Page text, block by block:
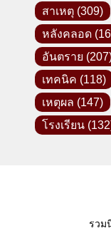
สาเหตุ (309)
หลังคลอด
อันตราย
เทคนิค (118)
เหตุผล (147)
โรงเรียน
รวม